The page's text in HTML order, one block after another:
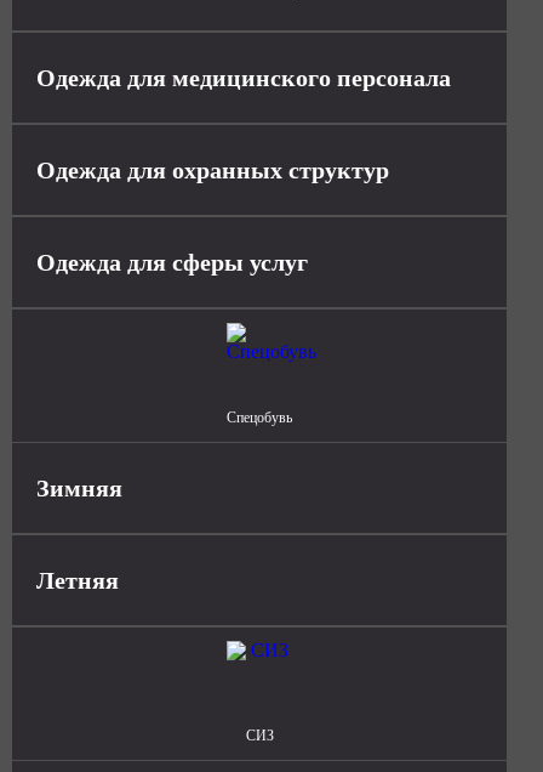
Одежда для медицинского персонала
Одежда для охранных структур
Одежда для сферы услуг
Спецобувь
Зимняя
Летняя
СИЗ